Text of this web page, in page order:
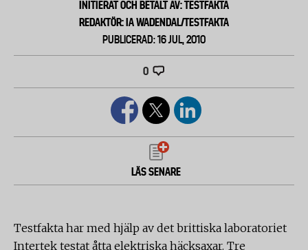
INITIERAT OCH BETALT AV: TESTFAKTA
REDAKTÖR: IA WADENDAL/TESTFAKTA
PUBLICERAD: 16 JUL, 2010
0
LÄS SENARE
Testfakta har med hjälp av det brittiska laboratoriet
Intertek testat åtta elektriska häcksaxar. Tre